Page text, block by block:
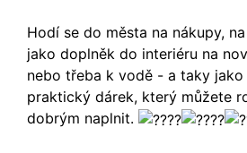
Hodí se do města na nákupy,
jako doplněk do interiéru na
nebo třeba k vodě - a taky jako
praktický dárek, který můžete
dobrým naplnit.